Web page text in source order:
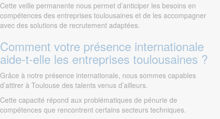
Cette veille permanente nous permet d’anticiper les besoins en
compétences des entreprises toulousaines et de les accompagner
avec des solutions de recrutement adaptées.
Comment votre présence internationale
aide-t-elle les entreprises toulousaines ?
Grâce à notre présence internationale, nous sommes capables
d’attirer à Toulouse des talents venus d’ailleurs.
Cette capacité répond aux problématiques de pénurie de
compétences que rencontrent certains secteurs techniques.